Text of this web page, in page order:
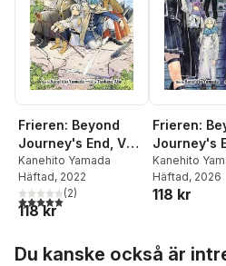
Frieren: Beyond
Journey's End, Vol.
1
Kanehito Yamada
Häftad, 2022
5,0utav 5 stjärnor. Totalt antal röster:
(2)
118 kr
Frieren:
Journey's
14
Kanehito
Häftad, 2026
118 kr
Du kanske också är